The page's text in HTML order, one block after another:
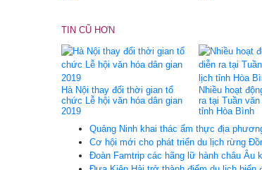
TIN CŨ HƠN
Hà Nội thay đổi thời gian tổ
chức Lễ hội văn hóa dân gian
2019
Nhiều hoạt
ra tại Tuần
tỉnh Hòa Bình
Quảng Ninh khai thác ẩm thực địa
Cơ hội mới cho phát triển du lịch rừng
Đoàn Famtrip các hãng lữ hành châu Âu